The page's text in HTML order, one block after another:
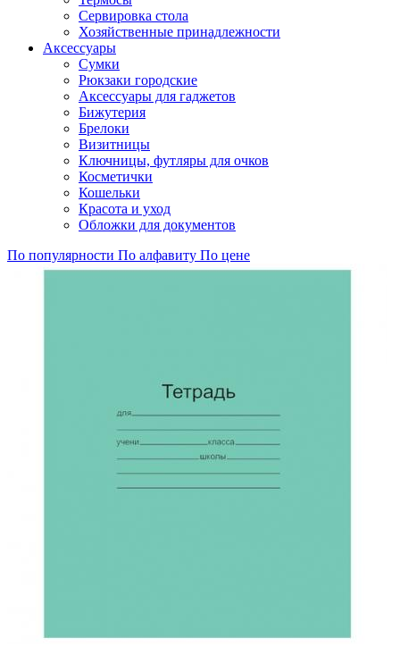
Сервировка стола
Хозяйственные принадлежности
Аксессуары
Сумки
Рюкзаки городские
Аксессуары для гаджетов
Бижутерия
Брелоки
Визитницы
Ключницы, футляры для очков
Косметички
Кошельки
Красота и уход
Обложки для документов
По популярности По алфавиту По цене